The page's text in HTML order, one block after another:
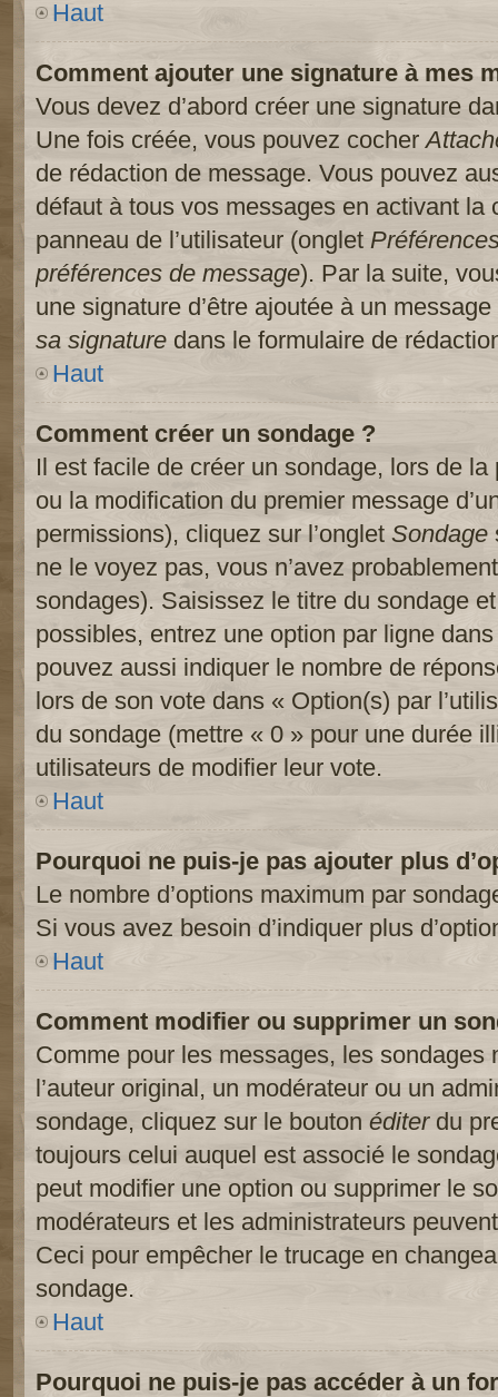
Haut
Comment ajouter une signature à mes
Vous devez d’abord créer une signature
Une fois créée, vous pouvez cocher
de rédaction de message. Vous pouvez
défaut à tous vos messages en activant la
panneau de l’utilisateur (onglet
préférences de message). Par la suite,
une signature d’être ajoutée à un
sa signature dans le formulaire de
Haut
Comment créer un sondage ?
Il est facile de créer un sondage, lors de la
ou la modification du premier message
permissions), cliquez sur l’onglet Sondage
ne le voyez pas, vous n’avez
sondages). Saisissez le titre du sondage
possibles, entrez une option par ligne
pouvez aussi indiquer le nombre de
lors de son vote dans « Option(s) par
du sondage (mettre « 0 » pour une durée
utilisateurs de modifier leur vote.
Haut
Pourquoi ne puis-je pas ajouter plus
Le nombre d’options maximum par
Si vous avez besoin d’indiquer plus
Haut
Comment modifier ou supprimer un
Comme pour les messages, les sondages
l’auteur original, un modérateur ou un
sondage, cliquez sur le bouton éditerdu
toujours celui auquel est associé le
peut modifier une option ou supprimer le
modérateurs et les administrateurs
Ceci pour empêcher le trucage en
sondage.
Haut
Pourquoi ne puis-je pas accéder à un